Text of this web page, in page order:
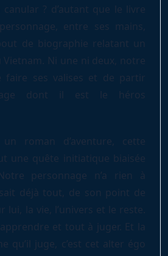
? d’autant que le livre
entre ses mains,
de biographie relatant un
Vietnam. Ni une ni deux, notre
faire ses valises et de partir
dont il est le héros
roman d’aventure, cette
une quête initiatique biaisée
personnage n’a rien à
déjà tout, de son point de
lui, la vie, l’univers et le reste.
et tout à juger. Et la
qu’il juge, c’est cet alter égo